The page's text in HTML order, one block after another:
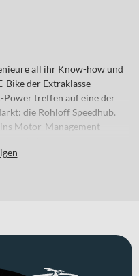
all ihr Know-how und
Bike der Extraklasse
Power treffen auf eine der
die Rohloff Speedhub.
Motor-Management
durch eine hochwertige
in Sachen